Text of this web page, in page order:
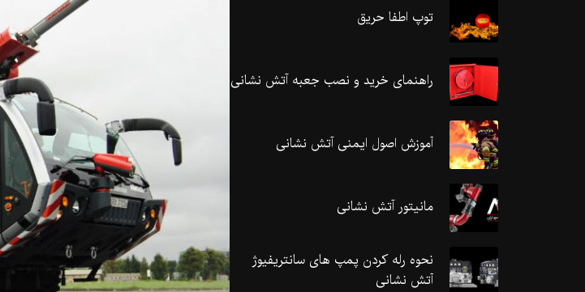
توپ اطفا حریق
راهنمای خرید و نصب جعبه آتش نشانی
آموزش اصول ایمنی آتش نشانی
مانیتور آتش نشانی
نحوه رله کردن پمپ های سانتریفیوژ
آتش نشانی